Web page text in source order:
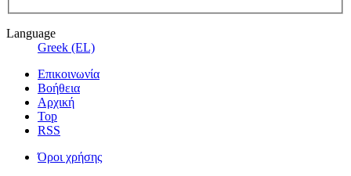
Language
Greek (EL)
Επικοινωνία
Βοήθεια
Αρχική
Top
RSS
Όροι χρήσης